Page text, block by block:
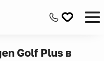
Golf Plus в